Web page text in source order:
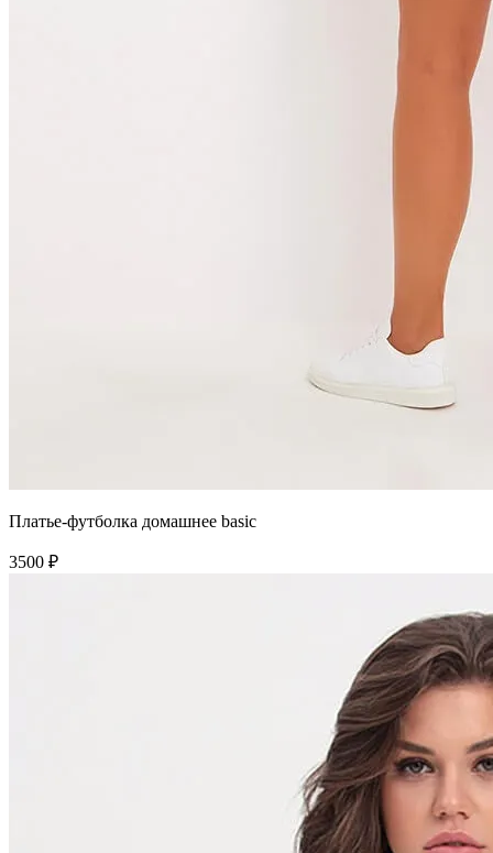
Платье-футболка домашнее basic
3500 ₽